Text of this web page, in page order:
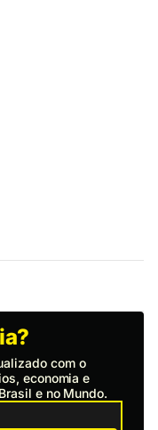
com o
economia e
e no Mundo.